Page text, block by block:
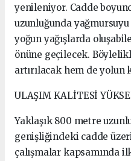
yenileniyor. Cadde
uzunluğunda
yoğun yağışlarda
önüne geçilecek.
artırılacak hem de yolun
ULAŞIM KALİTESİ
Yaklaşık 800 metre
genişliğindeki cadde
çalışmalar kapsamında